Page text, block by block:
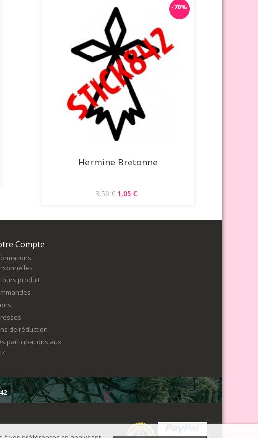
Hermine Bretonne
3,50 €
-70%
1,05 €
Compte
produit
de réduction
participations aux